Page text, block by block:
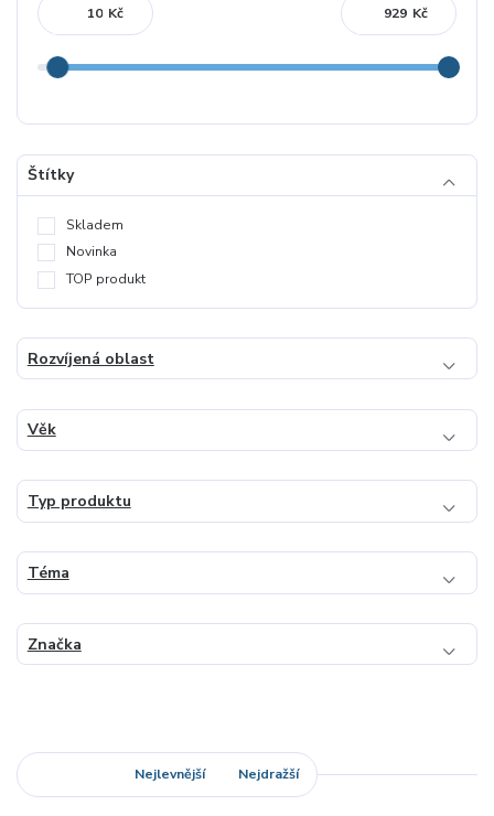
Kč Kč
Štítky
Skladem
Novinka
TOP produkt
Rozvíjená oblast
Věk
Typ produktu
Téma
Značka
Nejlevnější Nejdražší